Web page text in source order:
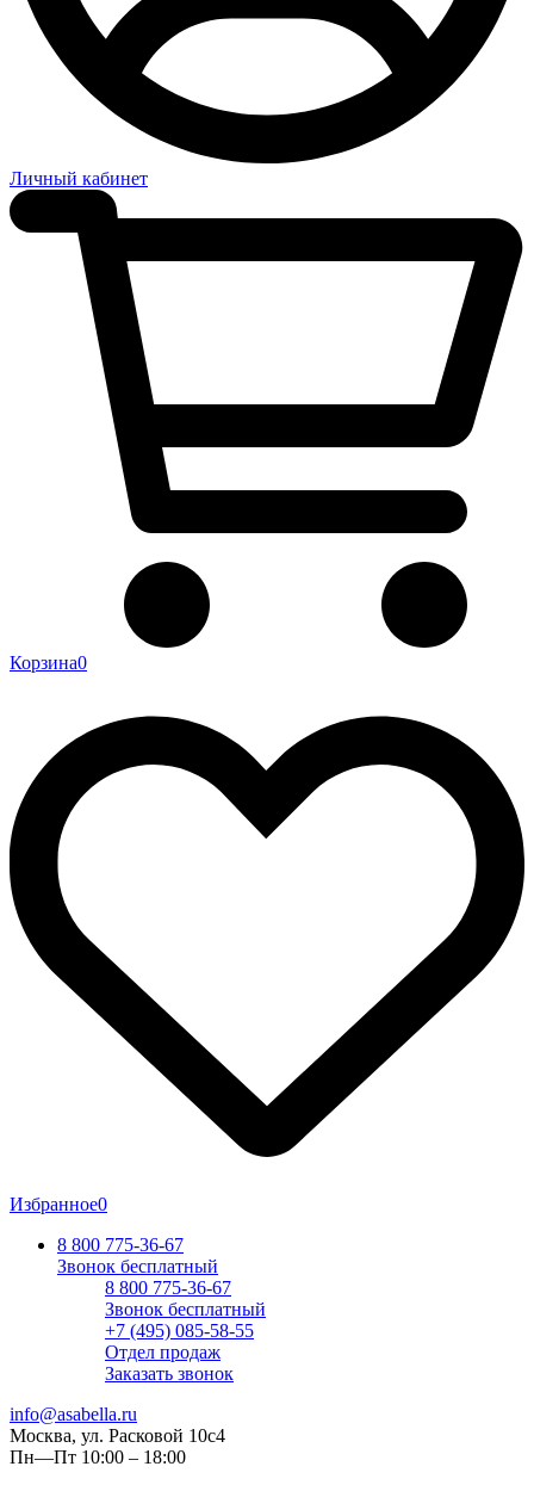
Личный кабинет
Корзина0
Избранное0
8 800 775-36-67
Звонок бесплатный
8 800 775-36-67
Звонок бесплатный
+7 (495) 085-58-55
Отдел продаж
Заказать звонок
info@asabella.ru
Москва, ул. Расковой 10с4
Пн—Пт 10:00 – 18:00